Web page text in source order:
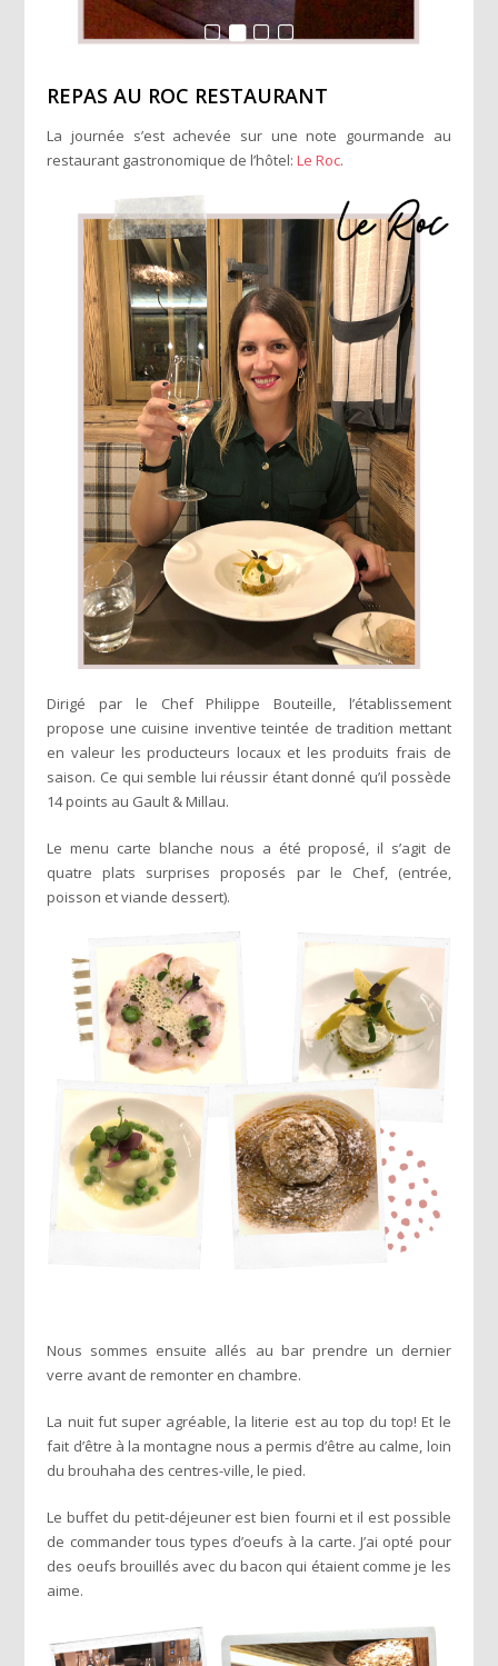
REPAS AU ROC RESTAURANT
La journée s’est achevée sur une note gourmande au
restaurant gastronomique de l’hôtel:Le Roc.
Dirigé par le Chef Philippe Bouteille, l’établissement
propose une cuisine inventive teintée de tradition mettant
en valeur les producteurs locaux et les produits frais de
saison. Ce qui semble lui réussir étant donné qu’il possède
14 points au Gault & Millau.
Le menu carte blanche nous a été proposé, il s’agit de
quatre plats surprises proposés par le Chef, (entrée,
poisson et viande dessert).
Nous sommes ensuite allés au bar prendre un dernier
verre avant de remonter en chambre.
La nuit fut super agréable, la literie est au top du top! Et le
fait d’être à la montagne nous a permis d’être au calme, loin
du brouhaha des centres-ville, le pied.
Le buffet du petit-déjeuner est bien fourni et il est possible
de commander tous types d’oeufs à la carte. J’ai opté pour
des oeufs brouillés avec du bacon qui étaient comme je les
aime.